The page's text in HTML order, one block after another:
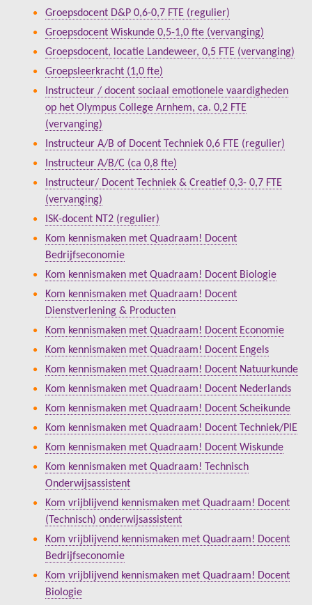
Groepsdocent D&P 0,6-0,7 FTE (regulier)
Groepsdocent Wiskunde 0,5-1,0 fte (vervanging)
Groepsdocent, locatie Landeweer, 0,5 FTE (vervanging)
Groepsleerkracht (1,0 fte)
Instructeur / docent sociaal emotionele vaardigheden
op het Olympus College Arnhem, ca. 0,2 FTE
(vervanging)
Instructeur A/B of Docent Techniek 0,6 FTE (regulier)
Instructeur A/B/C (ca 0,8 fte)
Instructeur/ Docent Techniek & Creatief 0,3- 0,7 FTE
(vervanging)
ISK-docent NT2 (regulier)
Kom kennismaken met Quadraam! Docent
Bedrijfseconomie
Kom kennismaken met Quadraam! Docent Biologie
Kom kennismaken met Quadraam! Docent
Dienstverlening & Producten
Kom kennismaken met Quadraam! Docent Economie
Kom kennismaken met Quadraam! Docent Engels
Kom kennismaken met Quadraam! Docent Natuurkunde
Kom kennismaken met Quadraam! Docent Nederlands
Kom kennismaken met Quadraam! Docent Scheikunde
Kom kennismaken met Quadraam! Docent Techniek/PIE
Kom kennismaken met Quadraam! Docent Wiskunde
Kom kennismaken met Quadraam! Technisch
Onderwijsassistent
Kom vrijblijvend kennismaken met Quadraam! Docent
(Technisch) onderwijsassistent
Kom vrijblijvend kennismaken met Quadraam! Docent
Bedrijfseconomie
Kom vrijblijvend kennismaken met Quadraam! Docent
Biologie